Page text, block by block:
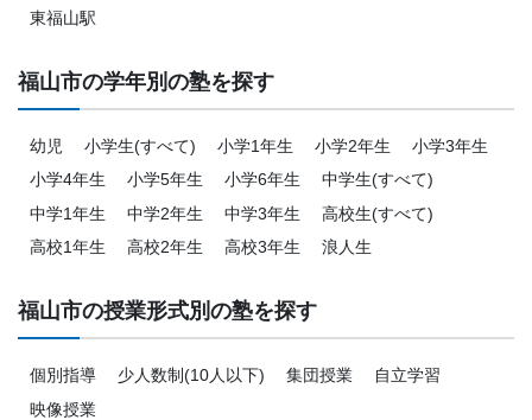
東福山駅
福山市の学年別の塾を探す
幼児 小学生(すべて) 小学1年生 小学2年生
小学3年生
小学4年生
小学5年生 小学6年生
中学生(すべて)
中学1年生
中学2年生 中学3年生
高校生(すべて)
高校1年生
高校2年生 高校3年生 浪人生
福山市の授業形式別の塾を探す
個別指導 少人数制(10人以下) 集団授業
自立学習
映像授業